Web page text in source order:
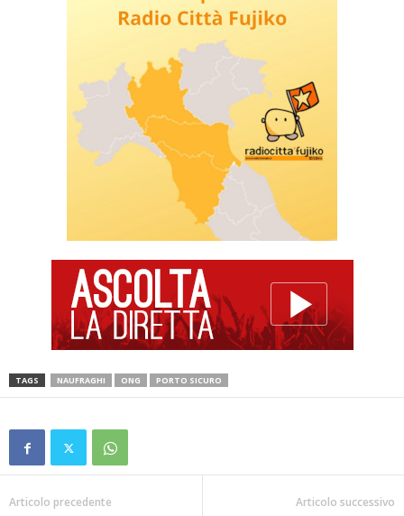
TAGS NAUFRAGHI ONG PORTO SICURO
Articolo precedente Articolo successivo